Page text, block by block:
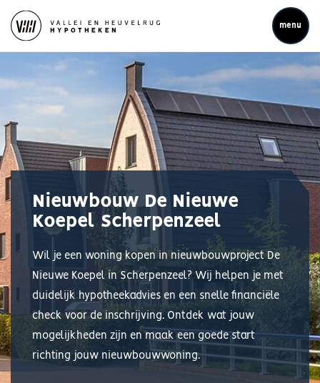
menu
Nieuwbouw De Nieuwe
Koepel Scherpenzeel
Wil je een woning kopen in nieuwbouwproject De
Nieuwe Koepel in Scherpenzeel? Wij helpen je met
duidelijk hypotheekadvies en een snelle financiële
check voor de inschrijving. Ontdek wat jouw
mogelijkheden zijn en maak een goede start
richting jouw nieuwbouwwoning.